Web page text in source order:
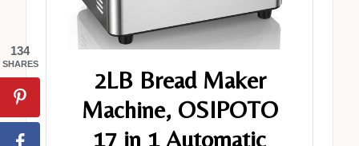
2LB Bread Maker
Machine, OSIPOTO
17 in 1 Automatic
134
SHARES